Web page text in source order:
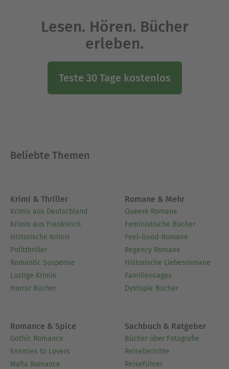
Lesen. Hören. Bücher
erleben.
Teste 30 Tage kostenlos
Beliebte Themen
Krimi & Thriller
Krimis aus Deutschland
Krimis aus Frankreich
Historische Krimis
Politthriller
Romantic Suspense
Lustige Krimis
Horror Bücher
Romane & Mehr
Queere Romane
Feministische Bücher
Feel-Good-Romane
Regency Romane
Historische Liebesromane
Familiensagas
Dystopie Bücher
Romance & Spice
Gothic Romance
Enemies to Lovers
Mafia Romance
Sachbuch & Ratgeber
Bücher über Fotografie
Reiseberichte
Reiseführer